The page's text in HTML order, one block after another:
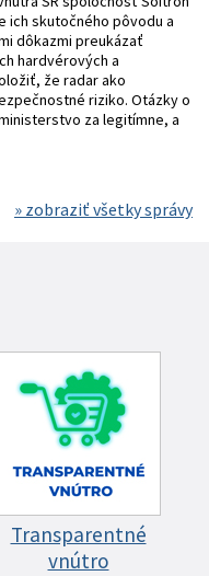
ich skutočného pôvodu a
dôkazmi preukázať
hardvérových a
že radar ako
riziko. Otázky o
za legitímne, a
» zobraziť všetky správy
Transparentné
vnútro